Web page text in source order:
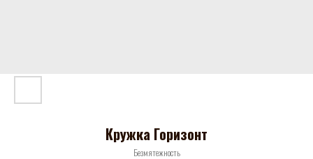
Кружка Горизонт
Безмятежность